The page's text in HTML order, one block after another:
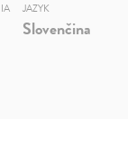
JAZYK
Slovenčina